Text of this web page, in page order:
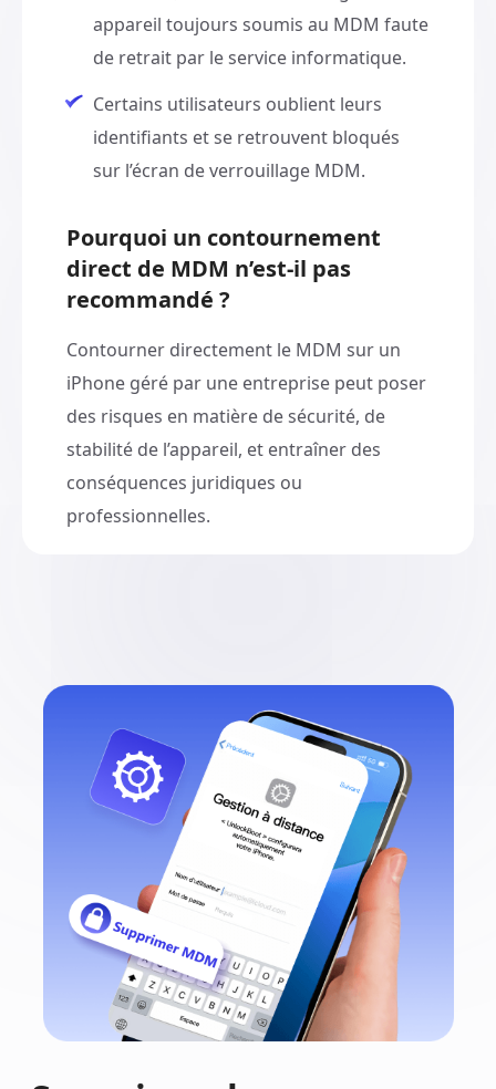
appareil toujours soumis au MDM faute
de retrait par le service informatique.
Certains utilisateurs oublient leurs
identifiants et se retrouvent bloqués
sur l’écran de verrouillage MDM.
Pourquoi un contournement
direct de MDM n’est-il pas
recommandé ?
Contourner directement le MDM sur un
iPhone géré par une entreprise peut poser
des risques en matière de sécurité, de
stabilité de l’appareil, et entraîner des
conséquences juridiques ou
professionnelles.